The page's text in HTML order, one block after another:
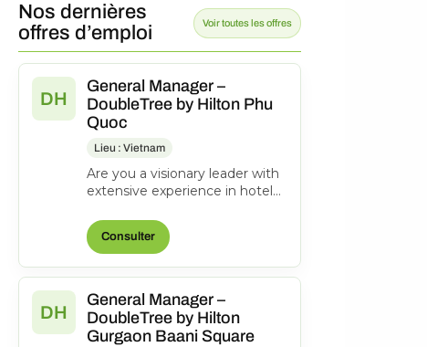
Nos dernières
offres d’emploi
Voir toutes les offres
DH
General Manager –
DoubleTree by Hilton Phu
Quoc
Lieu : Vietnam
Are you a visionary leader with
extensive experience in hotel
driving operational success...
Consulter
DH
General Manager –
DoubleTree by Hilton
Gurgaon Baani Square